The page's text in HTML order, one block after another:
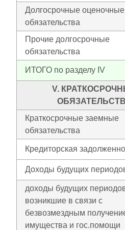
Долгосрочные оценочные
обязательства
Прочие долгосрочные
обязательства
ИТОГО по разделу IV
V.
Краткосрочные заемные
обязательства
Кредиторская
Доходы будущих
доходы будущих
возникшие в связи с
безвозмездным
имущества и гос.помощи